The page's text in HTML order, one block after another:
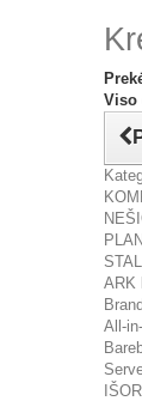
Viso
ARK
All-